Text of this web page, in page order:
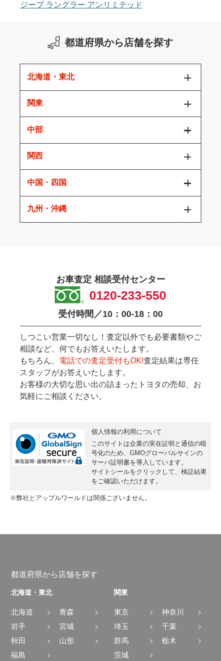
ジープ ラングラー アンリミテッド
都道府県から店舗を探す
北海道・東北
関東
中部
関西
中国・四国
九州・沖縄
お車査定 相談受付センター
0120-233-550
受付時間／10：00-18：00
しつこい営業一切なし！査定以外でも必要書類やご
相談など、何でもお答えいたします。
もちろん、 電話での査定受付もOK!査定結果は専任
スタッフがお答えいたします。
お客様の大切な思い出の詰まったトヨタの売却、お
気軽にご相談ください。
個人情報の利用について
このサイトは企業の実在証明と通信の暗
号化のため、GMOグローバルサインの
サーバ証明書を導入しています。
サイトシールをクリックして、検証結果
をご確認いただけます。
※弊社とアップルワールドは関係ございません。
都道府県から店舗を探す
北海道・東北
北海道
青森
岩手
宮城
秋田
山形
福島
関東
東京
神奈川
埼玉
千葉
群馬
栃木
茨城